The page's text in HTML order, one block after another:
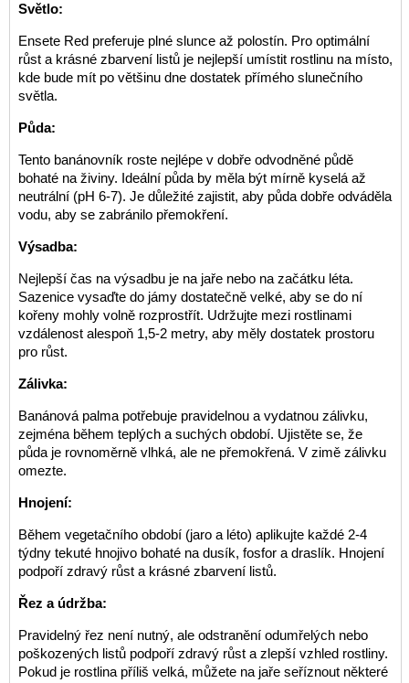
Světlo:
Ensete Red preferuje plné slunce až polostín. Pro optimální
růst a krásné zbarvení listů je nejlepší umístit rostlinu na místo,
kde bude mít po většinu dne dostatek přímého slunečního
světla.
Půda:
Tento banánovník roste nejlépe v dobře odvodněné půdě
bohaté na živiny. Ideální půda by měla být mírně kyselá až
neutrální (pH 6-7). Je důležité zajistit, aby půda dobře odváděla
vodu, aby se zabránilo přemokření.
Výsadba:
Nejlepší čas na výsadbu je na jaře nebo na začátku léta.
Sazenice vysaďte do jámy dostatečně velké, aby se do ní
kořeny mohly volně rozprostřít. Udržujte mezi rostlinami
vzdálenost alespoň 1,5-2 metry, aby měly dostatek prostoru
pro růst.
Zálivka:
Banánová palma potřebuje pravidelnou a vydatnou zálivku,
zejména během teplých a suchých období. Ujistěte se, že
půda je rovnoměrně vlhká, ale ne přemokřená. V zimě zálivku
omezte.
Hnojení:
Během vegetačního období (jaro a léto) aplikujte každé 2-4
týdny tekuté hnojivo bohaté na dusík, fosfor a draslík. Hnojení
podpoří zdravý růst a krásné zbarvení listů.
Řez a údržba:
Pravidelný řez není nutný, ale odstranění odumřelých nebo
poškozených listů podpoří zdravý růst a zlepší vzhled rostliny.
Pokud je rostlina příliš velká, můžete na jaře seříznout některé